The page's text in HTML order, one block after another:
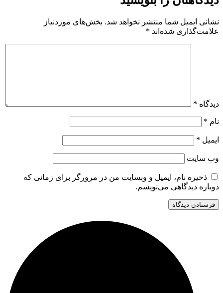
نشانی ایمیل شما منتشر نخواهد شد. بخش‌های موردنیاز
علامت‌گذاری شده‌اند *
دیدگاه *
نام *
ایمیل *
وب‌ سایت
ذخیره نام، ایمیل و وبسایت من در مرورگر برای زمانی که
دوباره دیدگاهی می‌نویسم.